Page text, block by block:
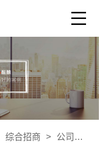
综合招商 > 公司产品